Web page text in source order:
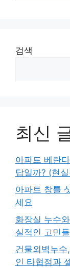
검색
최신
아파트 베란
답일까? (현
아파트 창틀
세요
화장실 누수
실적인 고민들
건물외벽누
인 타협점과